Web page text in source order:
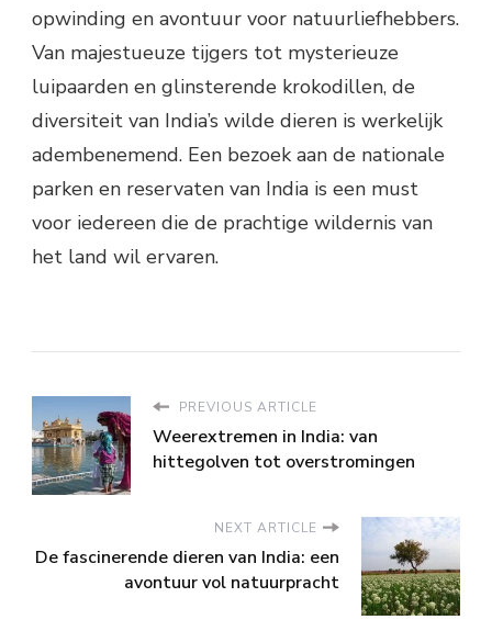
opwinding en avontuur voor natuurliefhebbers.
Van majestueuze tijgers tot mysterieuze
luipaarden en glinsterende krokodillen, de
diversiteit van India’s wilde dieren is werkelijk
adembenemend. Een bezoek aan de nationale
parken en reservaten van India is een must
voor iedereen die de prachtige wildernis van
het land wil ervaren.
PREVIOUS ARTICLE
Weerextremen in India: van
hittegolven tot overstromingen
NEXT ARTICLE
De fascinerende dieren van India: een
avontuur vol natuurpracht